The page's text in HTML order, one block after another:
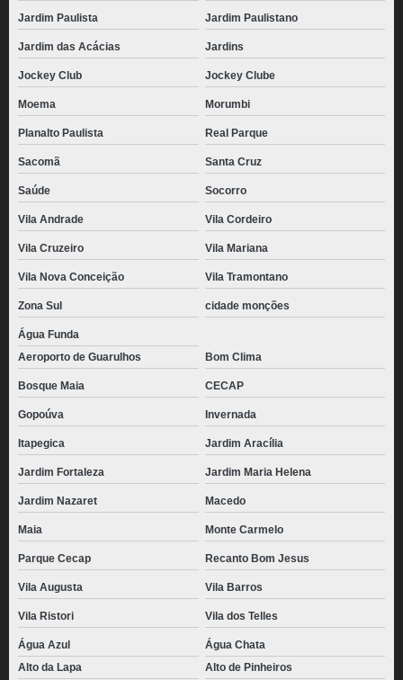
Jardim Paulista Jardim Paulistano
Jardim das Acácias Jardins
Jockey Club Jockey Clube
Moema Morumbi
Planalto Paulista Real Parque
Sacomã Santa Cruz
Saúde Socorro
Vila Andrade Vila Cordeiro
Vila Cruzeiro Vila Mariana
Vila Nova Conceição Vila Tramontano
Zona Sul cidade monções
Água Funda
Aeroporto de Guarulhos
Bom Clima
Bosque Maia CECAP
Gopoúva Invernada
Itapegica Jardim Aracília
Jardim Fortaleza Jardim Maria Helena
Jardim Nazaret Macedo
Maia Monte Carmelo
Parque Cecap Recanto Bom Jesus
Vila Augusta Vila Barros
Vila Ristori Vila dos Telles
Água Azul
Água Chata
Alto da Lapa
Alto de Pinheiros